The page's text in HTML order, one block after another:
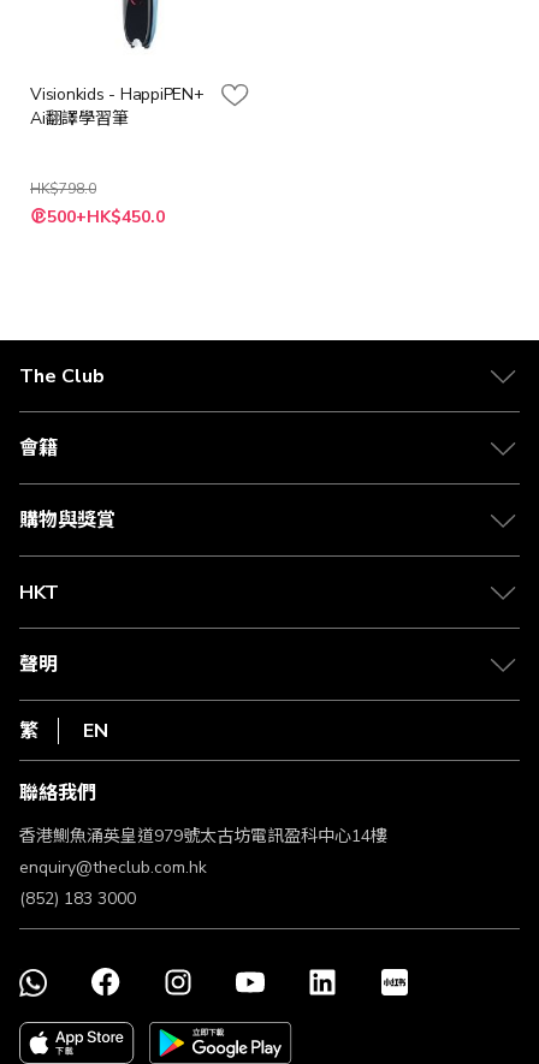
Visionkids - HappiPEN+
Ai翻譯學習筆
HK$798.0
特
殊 500+HK$450.0
The Club
關於 The Club
合作夥伴
媒體中心
會籍
會籍及專屬禮遇
賺取積分
購物與獎賞
物流與配送
Club Shopping 商品領取站
常見問題
HKT
csl.
1010
HKT
聲明
私隱聲明
使用條款
條款及細則
不歧視及不騷擾聲明
認可牌照及通告
繁 EN
聯絡我們
香港鰂魚涌英皇道979號太古坊電訊盈科中心14樓
enquiry@theclub.com.hk
(852) 183 3000